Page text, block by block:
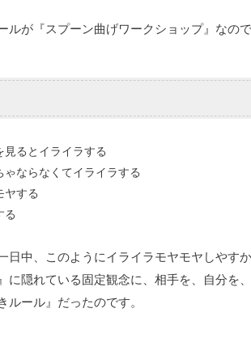
が『スプーン曲げワークショップ』なので
るとイライラする
ならなくてイライラする
ヤする
る
中、このようにイライラモヤモヤしやす
隠れている固定観念に、相手を、自分を
ール』だったのです。